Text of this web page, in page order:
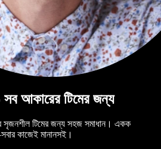
আকারের টিমের জন্য
টিমের জন্য সহজ সমাধান। একক
কাজেই মানানসই।